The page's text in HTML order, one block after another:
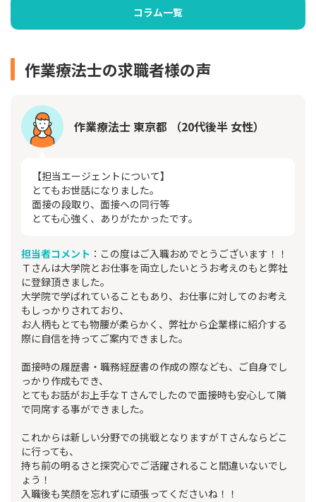
コラム一覧
作業療法士の求職者様の声
作業療法士 東京都 （20代後半 女性）
【担当エージェントについて】
とてもお世話になりました。
面接の段取り、面接への同行等
とても心強く、ありがたかったです。
担当者コメント ：この度はご入職おめでとうございます！！
Ｔさんは大学院とお仕事を両立したいとうお考えのもと弊社
に登録頂きました。
大学院で学ばれていることもあり、お仕事に対してのお考え
もしっかりされており、
お人柄もとても物腰が柔らかく、弊社から企業様に紹介する
際に自信を持ってご案内できました。
面接時の履歴書・職務経歴書の作成の際なども、ご自身でし
っかり作成もでき、
とてもお話がお上手なＴさんでしたので面接時も安心して隣
で同席する事ができました。
これからは新しい分野での挑戦となりますがＴさんならどこ
に行っても、
持ち前の明るさと探究心でご活躍されること間違いないでし
ょう！
入職後も笑顔を忘れずに頑張ってくださいね！！